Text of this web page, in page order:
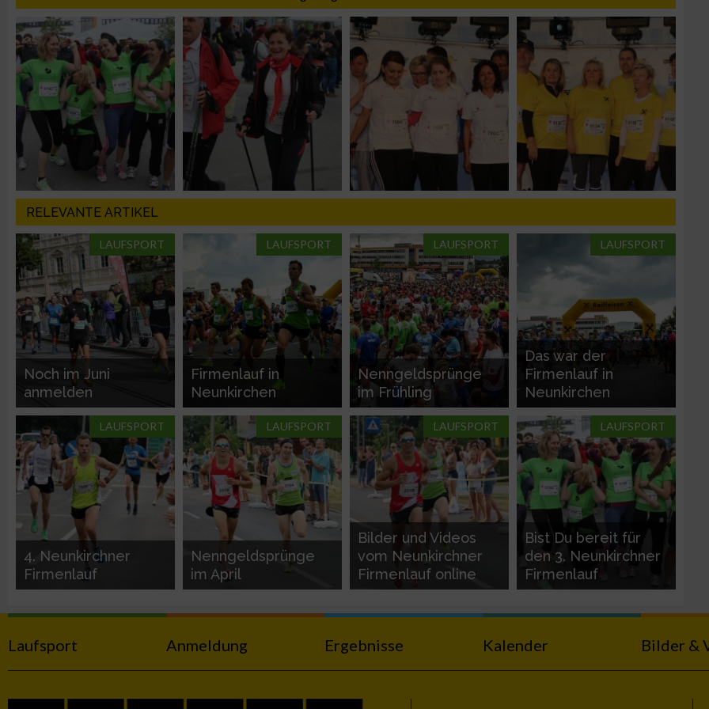
RELEVANTE ARTIKEL
LAUFSPORT
Noch im Juni
anmelden
LAUFSPORT
Firmenlauf in
Neunkirchen
LAUFSPORT
Nenngeldsprünge
im Frühling
LAUFSPORT
Das war der
Firmenlauf in
Neunkirchen
LAUFSPORT
4. Neunkirchner
Firmenlauf
LAUFSPORT
Nenngeldsprünge
im April
LAUFSPORT
Bilder und Videos
vom Neunkirchner
Firmenlauf online
LAUFSPORT
Bist Du bereit für
den 3. Neunkirchner
Firmenlauf
Laufsport Anmeldung Ergebnisse Kalender Bilder &
Analyse von Zielgruppen durch Statistiken oder Kombinationen von Daten aus
verschiedenen Quellen
Entwicklung und Verbesserung der Angebote
Verwendung reduzierter Daten zur Auswahl von Inhalten
IAB-Besonderheiten:
Verwendung genauer Standortdaten
Geräte anhand von aktiv angeforderten Informationen identifizieren
Nicht-IAB-Verarbeitungszwecke:
Notwendig
Performance
Funktional
Werbung